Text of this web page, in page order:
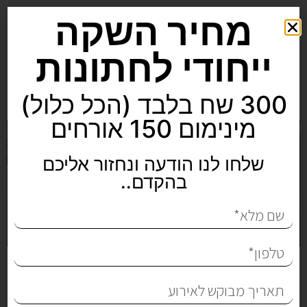
חתונה קטנה עד 50 איש
מחיר השקה
ייחודי לחתונות
300 שח בלבד (הכל כלול)
מינימום 150 אורחים
שלחו לנו הודעה ונחזור אליכם
בהקדם..